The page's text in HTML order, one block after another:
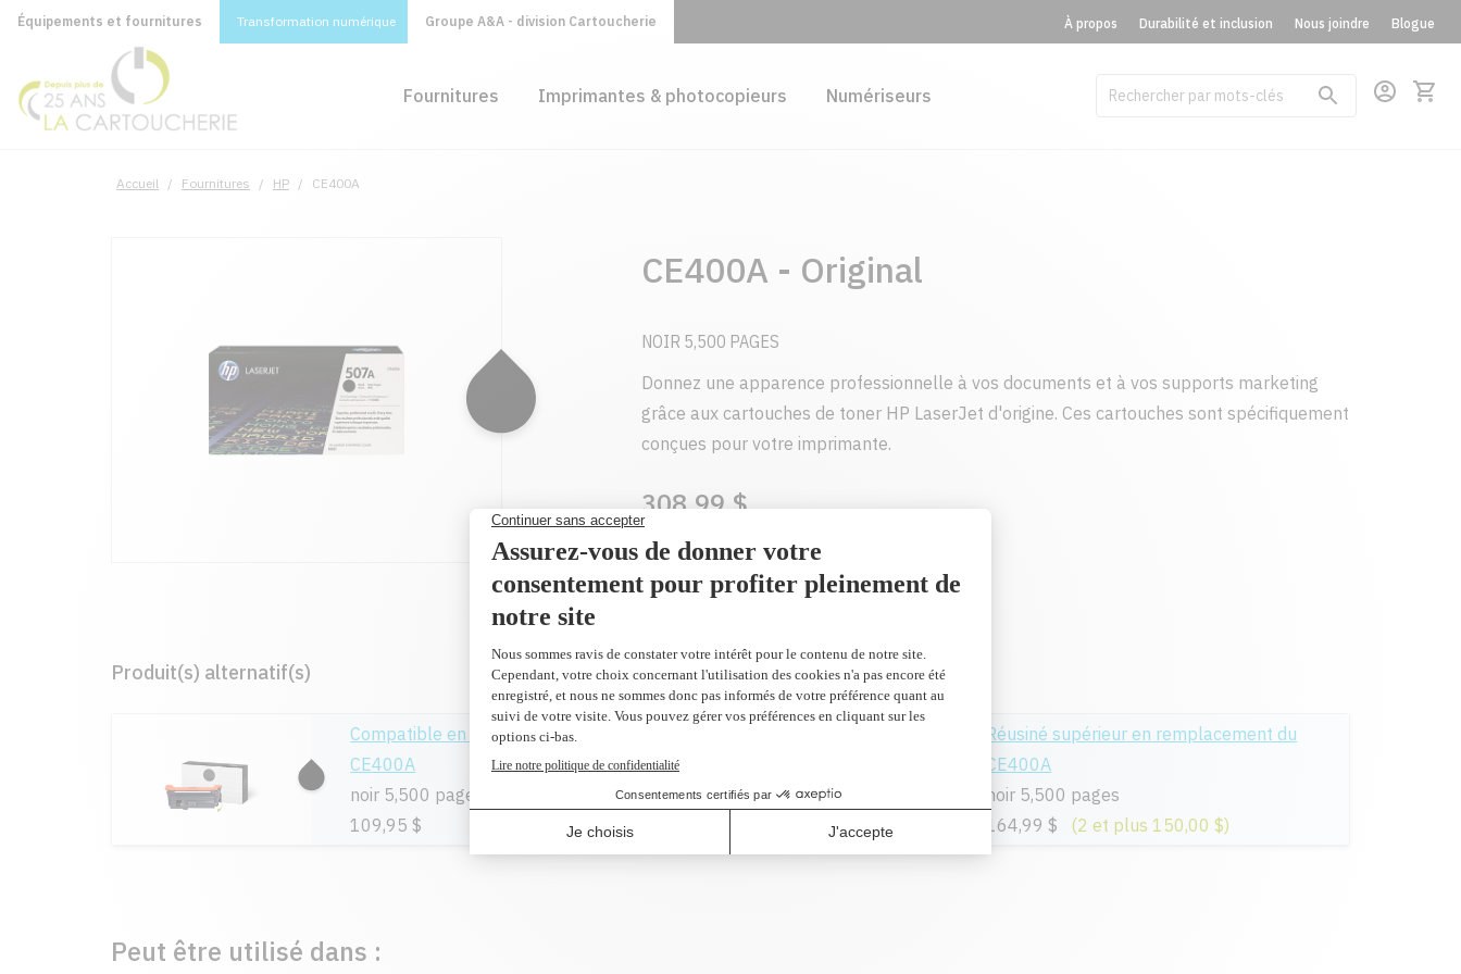
Équipements et fournitures Transformation numérique Groupe A&A - division Cartoucherie À propos Durabilité et inclusion Nous joindre Blogue
Fournitures Imprimantes & photocopieurs Numériseurs
Accueil / Fournitures / HP / CE400A
CE400A - Original
NOIR 5,500 PAGES
Donnez une apparence professionnelle à vos documents et à vos supports marketing
grâce aux cartouches de toner HP LaserJet d'origine. Ces cartouches sont spécifiquement
conçues pour votre imprimante.
308,99 $
AJOUTER AU PANIER
Produit(s) alternatif(s)
Compatible en remplacement du
CE400A
noir 5,500 pages
109,95 $
Réusiné supérieur en remplacement du
CE400A
noir 5,500 pages
164,99 $
(2 et plus 150,00 $)
Peut être utilisé dans :